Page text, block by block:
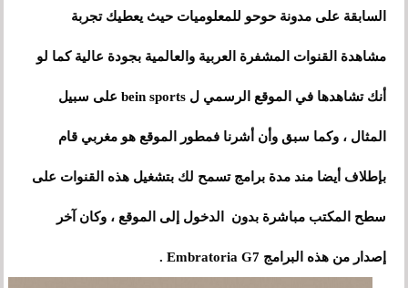
السابقة على مدونة حوحو للمعلوميات حيث يعطيك تجربة
مشاهدة القنوات المشفرة العربية والعالمية بجودة عالية كما لو
أنك تشاهدها في الموقع الرسمي ل bein sports على سبيل
المثال ، وكما سبق وأن أشرنا فمطور الموقع هو مغربي قام
بإطلاف أيضا مند مدة برامج تسمح لك بتشغيل هذه القنوات على
سطح المكتب مباشرة بدون الدخول إلى الموقع ، وكان آخر
إصدار من هذه البرامج Embratoria G7 .